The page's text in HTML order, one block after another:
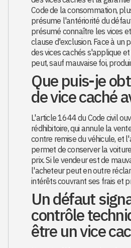
Code de la consommation,
présume l'antériorité du
présumé connaître les vices
clause d'exclusion. Face à un
des vices cachés s'applique
peut, sauf mauvaise foi,
Que puis-je
de vice caché
L'article 1644 du Code civil
rédhibitoire, qui annule la
contre remise du véhicule, et
permet de conserver la
prix. Si le vendeur est de
l'acheteur peut en outre
intérêts couvrant ses frais et
Un défaut
contrôle
être un vice